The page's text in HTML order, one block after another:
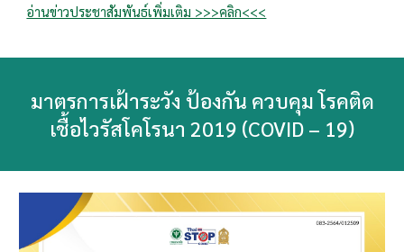
อ่านข่าวประชาสัมพันธ์เพิ่มเติม >>>คลิก<<<
มาตรการเฝ้าระวัง ป้องกัน ควบคุม โรคติด
เชื้อไวรัสโคโรนา 2019 (COVID – 19)